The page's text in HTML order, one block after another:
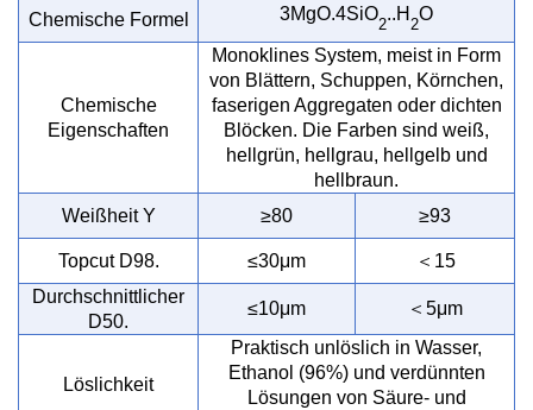
Chemische Formel 3MgO.4SiO
2
..H
2
O
Chemische
Eigenschaften
Monoklines System, meist in Form
von Blättern, Schuppen, Körnchen,
faserigen Aggregaten oder dichten
Blöcken. Die Farben sind weiß,
hellgrün, hellgrau, hellgelb und
hellbraun.
Weißheit Y
≥80 ≥93
Topcut D98. ≤30μm ＜ 15
Durchschnittlicher
D50.
≤10μm ＜ 5μm
Löslichkeit
Praktisch unlöslich in Wasser,
Ethanol (96%) und verdünnten
Lösungen von Säure- und